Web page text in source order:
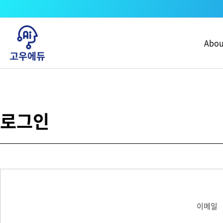
건너뛰기
로그인
이메일